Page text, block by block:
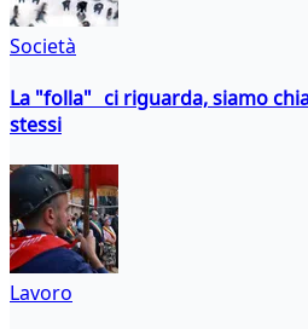
Società
La "folla" ci riguarda, siamo
stessi
Lavoro